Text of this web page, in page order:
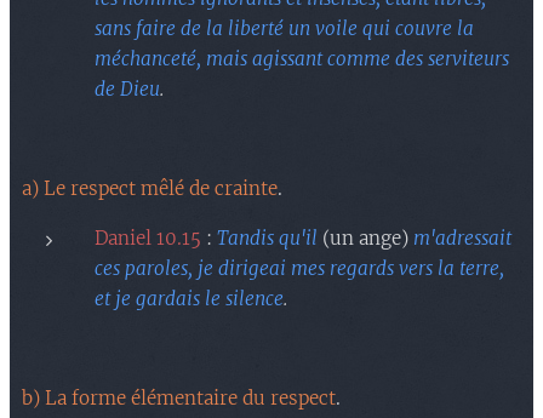
sans faire de la liberté un voile qui couvre la
méchanceté, mais agissant comme des serviteurs
de Dieu.
a) Le respect mêlé de crainte.
Daniel 10.15 : Tandis qu'il (un ange) m'adressait
ces paroles, je dirigeai mes regards vers la terre,
et je gardais le silence.
b) La forme élémentaire du respect.